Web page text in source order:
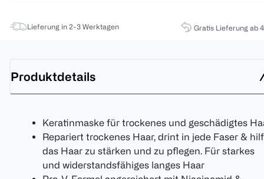
Lieferung in 2-3 Werktagen Gratis Lieferung ab
Produktdetails
Keratinmaske für trockenes und geschädigtes
Repariert trockenes Haar, drint in jede Faser &
das Haar zu stärken und zu pflegen. Für starkes
und widerstandsfähiges langes Haar